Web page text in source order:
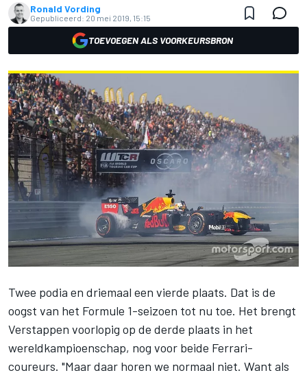
Ronald Vording
Gepubliceerd: 20 mei 2019, 15:15
TOEVOEGEN ALS VOORKEURSBRON
Twee podia en driemaal een vierde plaats. Dat is de
oogst van het Formule 1-seizoen tot nu toe. Het brengt
Verstappen voorlopig op de derde plaats in het
wereldkampioenschap, nog voor beide Ferrari-
coureurs. "Maar daar horen we normaal niet. Want als